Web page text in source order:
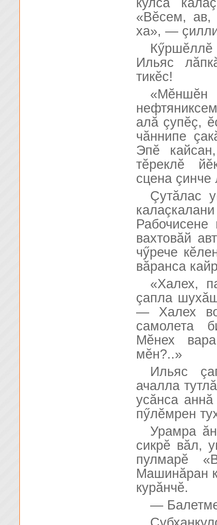
кулса
«Вĕсем, ав,
ха», —
Кӳршĕллĕ
Ильяс
тикĕс!
алă çупĕç,
чăннипе
Эпĕ
тĕреклĕ
сцена çинче
Çутăлас
Рабочисене
вахтовăй
чӳрече
вăранса
«Халех,
çапла
— Халех
самолета
Мĕнех
мĕн?..»
Ильяс
ачалла
усăнса
пӳлĕмрен
Урамра
сикрĕ вăл,
пулмарĕ
Машинăран
курăнчĕ.
—